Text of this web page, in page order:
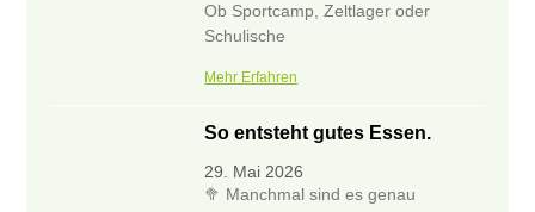
Ob Sportcamp, Zeltlager oder
Schulische
Mehr Erfahren
So entsteht gutes Essen.
29. Mai 2026
🥦 Manchmal sind es genau